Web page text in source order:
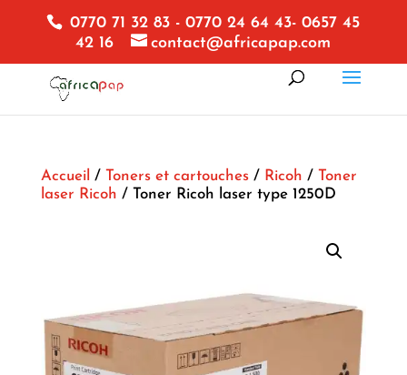
0770 71 32 83 - 0770 24 64 43- 0657 45
42 16
contact@africapap.com
Accueil / Toners et cartouches/ Ricoh / Toner
laser Ricoh / Toner Ricoh laser type 1250D